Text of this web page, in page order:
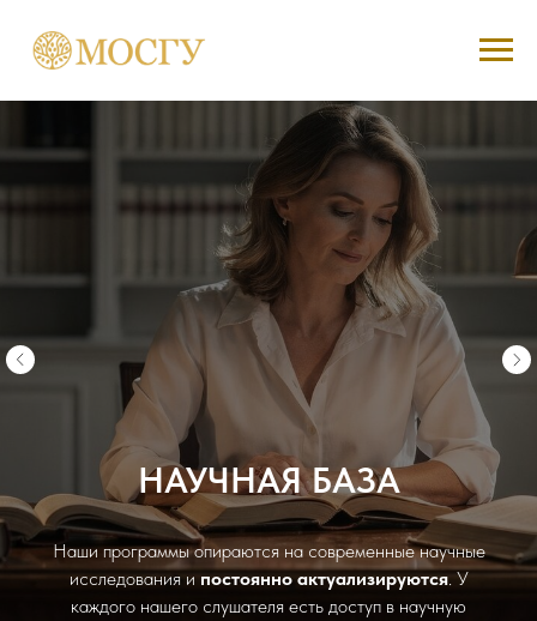
НАУЧНАЯ БАЗА
Наши программы опираются на современные научные
исследования и постоянно актуализируются. У
каждого нашего слушателя есть доступ в научную